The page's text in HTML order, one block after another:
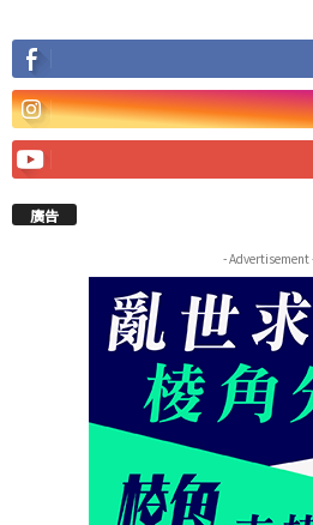
廣告
- Advertisement